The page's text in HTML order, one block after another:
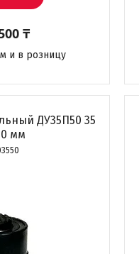
₸
и в розницу
ДУ35П50 35
мм